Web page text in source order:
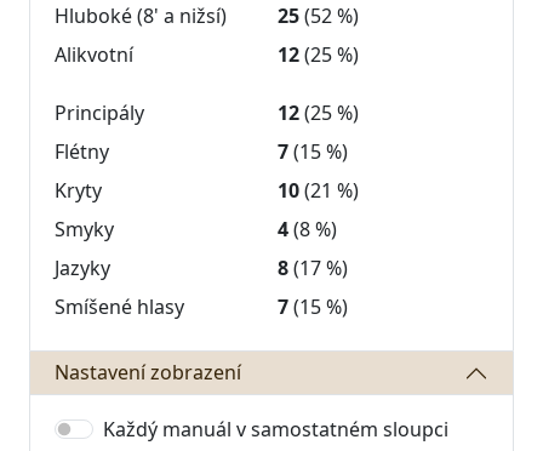
Hluboké (8' a nižsí)
25(52 %)
Alikvotní
12(25 %)
Principály 12(25 %)
Flétny
7(15 %)
Kryty
10(21 %)
Smyky
4(8 %)
Jazyky
8(17 %)
Smíšené hlasy
7(15 %)
Nastavení zobrazení
Každý manuál v samostatném sloupci